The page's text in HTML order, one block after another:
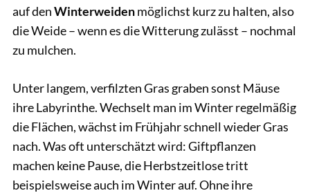
auf denWinterweidenmöglichst kurz zu halten, also
die Weide – wenn es die Witterung zulässt – nochmal
zu mulchen.
Unter langem, verfilzten Gras graben sonst Mäuse
ihre Labyrinthe. Wechselt man im Winter regelmäßig
die Flächen, wächst im Frühjahr schnell wieder Gras
nach. Was oft unterschätzt wird: Giftpflanzen
machen keine Pause, die Herbstzeitlose tritt
beispielsweise auch im Winter auf. Ohne ihre